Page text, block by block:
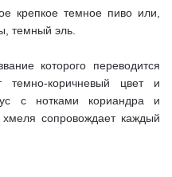
крепкое темное пиво или,
темный эль.
которого переводится
темно-коричневый цвет и
с нотками кориандра и
сопровождает каждый